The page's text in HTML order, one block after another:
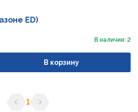
ED)
В наличии: 2
В корзину
1